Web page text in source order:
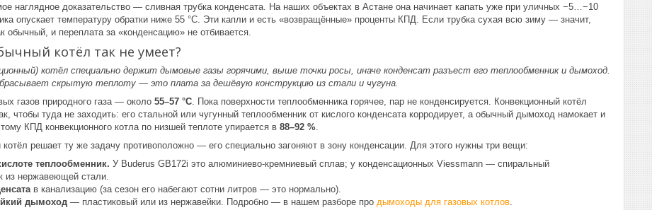
наглядное доказательство — сливная трубка конденсата. На наших объектах в Астане она начинает капать уже при уличных −5…−10
опускает температуру обратки ниже 55 °C. Эти капли и есть «возвращённые» проценты КПД. Если трубка сухая всю зиму — значит,
обычный, и переплата за «конденсацию» не отбивается.
котёл так не умеет?
котёл специально держит дымовые газы горячими, выше точки росы, иначе конденсат разъест его теплообменник и дымоход.
скрытую теплоту — это плата за дешёвую конструкцию из стали и чугуна.
газов природного газа — около 55–57 °C. Пока поверхности теплообменника горячее, пар не конденсируется. Конвекционный котёл
чтобы туда не заходить: его стальной или чугунный теплообменник от кислого конденсата корродирует, а обычный дымоход намокает и
КПД конвекционного котла по низшей теплоте упирается в 88–92 %.
котёл решает ту же задачу противоположно — его специально загоняют в зону конденсации. Для этого нужны три вещи:
теплообменник. У Buderus GB172i это алюминиево-кремниевый сплав; у конденсационных Viessmann — спиральный
из нержавеющей стали.
в канализацию (за сезон его набегают сотни литров — это нормально).
дымоход — пластиковый или из нержавейки. Подробно — в нашем разборе про дымоходы для газовых котлов.